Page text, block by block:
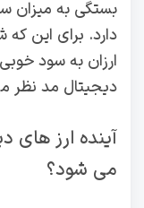
بستگی به میزان
دارد. برای این که
ارزان به سود
دیجیتال مد نظر
آینده ارز های
می شود؟